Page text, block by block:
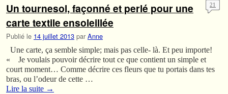
Un tournesol, façonné et perlé pour une
carte textile ensoleillée
Publié le 14 juillet 2013 par Anne
21
Une carte, ça semble simple; mais pas celle- là. Et peu importe!
« Je voulais pouvoir décrire tout ce que contient un simple et
court moment… Comme décrire ces fleurs que tu portais dans tes
bras, ou l’odeur de cette …
Lire la suite →